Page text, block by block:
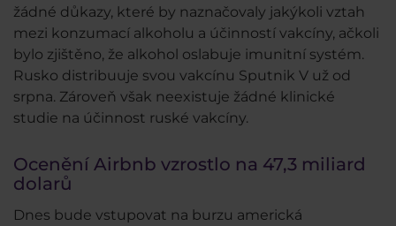
žádné důkazy, které by naznačovaly jakýkoli vztah
mezi konzumací alkoholu a účinností vakcíny, ačkoli
bylo zjištěno, že alkohol oslabuje imunitní systém.
Rusko distribuuje svou vakcínu Sputnik V už od
srpna. Zároveň však neexistuje žádné klinické
studie na účinnost ruské vakcíny.
Ocenění Airbnb vzrostlo na 47,3 miliard
dolarů
Dnes bude vstupovat na burzu americká